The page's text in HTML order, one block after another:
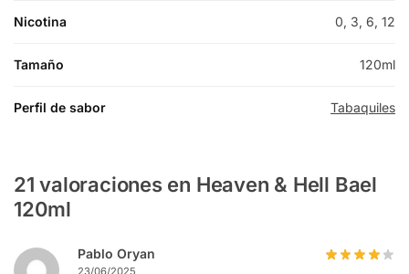
Nicotina 0, 3, 6, 12
Tamaño 120ml
Perfil de sabor Tabaquiles
21 valoraciones en Heaven & Hell Bael
120ml
Pablo Oryan
23/06/2025